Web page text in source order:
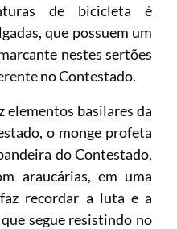
de bicicleta é
que possuem um
nestes sertões
no Contestado.
elementos basilares da
o monge profeta
do Contestado,
araucárias, em uma
recordar a luta e a
segue resistindo no